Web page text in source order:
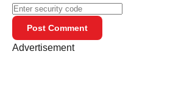
Post Comment
Advertisement